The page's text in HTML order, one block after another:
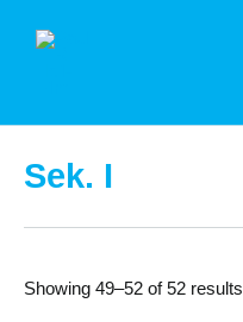
Inhalt
Sek. I
Showing 49–52 of 52 results